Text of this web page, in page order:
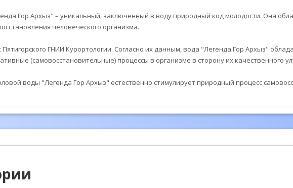
Гор Архыз" – уникальный, заключенный в воду природный код молодости. Она
человеческого организма.
ГНИИ Курортологии. Согласно их данным, вода "Легенда Гор Архыз"
(самовосстановительные) процессы в организме в сторону их качественного
воды "Легенда Гор Архыз" естественно стимулирует природный процесс